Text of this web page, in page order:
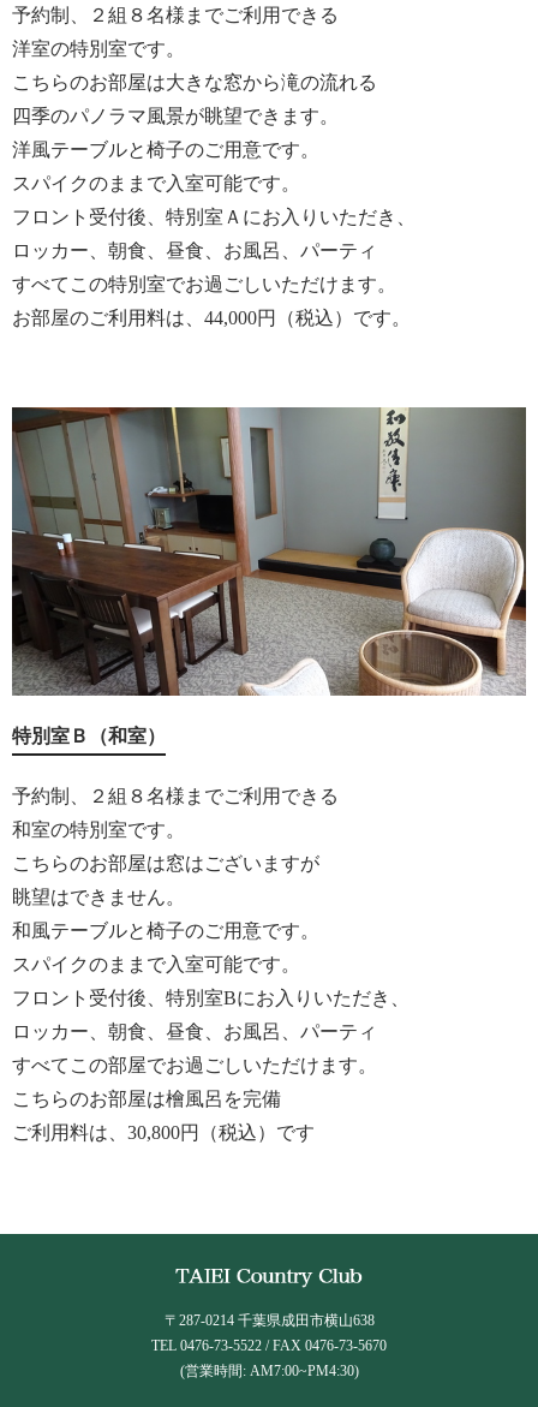
予約制、２組８名様までご利用できる
洋室の特別室です。
こちらのお部屋は大きな窓から滝の流れる
四季のパノラマ風景が眺望できます。
洋風テーブルと椅子のご用意です。
スパイクのままで入室可能です。
フロント受付後、特別室Ａにお入りいただき、
ロッカー、朝食、昼食、お風呂、パーティ
すべてこの特別室でお過ごしいただけます。
お部屋のご利用料は、44,000円（税込）です。
特別室Ｂ（和室）
予約制、２組８名様までご利用できる
和室の特別室です。
こちらのお部屋は窓はございますが
眺望はできません。
和風テーブルと椅子のご用意です。
スパイクのままで入室可能です。
フロント受付後、特別室Bにお入りいただき、
ロッカー、朝食、昼食、お風呂、パーティ
すべてこの部屋でお過ごしいただけます。
こちらのお部屋は檜風呂を完備
ご利用料は、30,800円（税込）です
〒287-0214 千葉県成田市横山638
TEL 0476-73-5522 / FAX 0476-73-5670
(営業時間: AM7:00~PM4:30)